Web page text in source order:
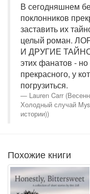
В сегодняшнем
поклонников
заставить их
целый роман.
И ДРУГИЕ
этих фанатов - но
прекрасного, у
погрузиться.
Lauren Carr
Холодный случай
истории))
Похожие книги